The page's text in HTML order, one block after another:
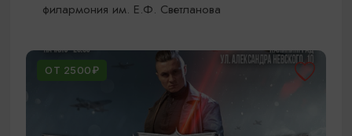
филармония им. Е.Ф. Светланова
ОТ 2500₽